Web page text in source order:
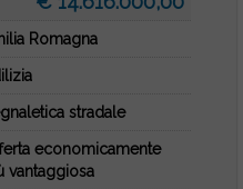
Romagna
stradale
economicamente
vantaggiosa